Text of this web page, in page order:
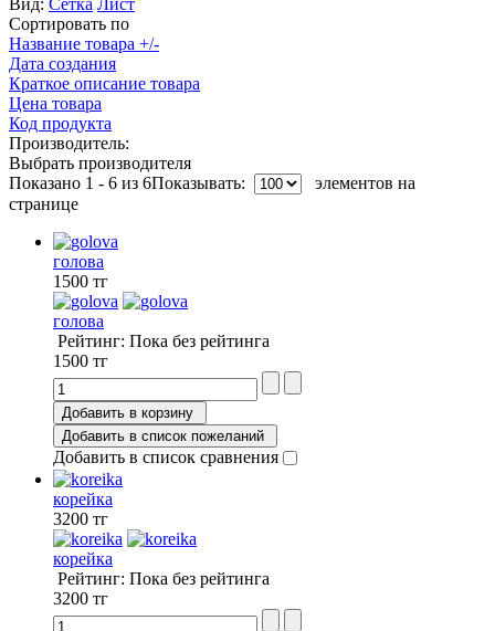
Вид: Сетка Лист
Сортировать по
Название товара +/-
Дата создания
Краткое описание товара
Цена товара
Код продукта
Производитель:
Выбрать производителя
Показано 1 - 6 из 6Показывать:
элементов на
странице
голова
1500 тг
голова
Рейтинг: Пока без рейтинга
1500 тг
Добавить в корзину
Добавить в список пожеланий
Добавить в список сравнения
корейка
3200 тг
корейка
Рейтинг: Пока без рейтинга
3200 тг